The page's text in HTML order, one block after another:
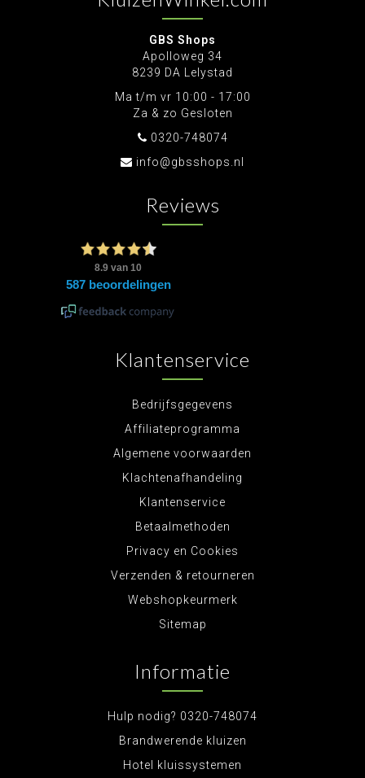
GBS Shops
Apolloweg 34
8239 DA Lelystad
Ma t/m vr 10:00 - 17:00
Za & zo Gesloten
0320-748074
info@gbsshops.nl
Reviews
Klantenservice
Bedrijfsgegevens
Affiliateprogramma
Algemene voorwaarden
Klachtenafhandeling
Klantenservice
Betaalmethoden
Privacy en Cookies
Verzenden & retourneren
Webshopkeurmerk
Sitemap
Informatie
Hulp nodig? 0320-748074
Brandwerende kluizen
Hotel kluissystemen